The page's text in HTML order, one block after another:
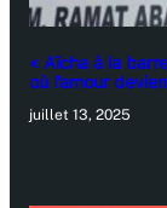
« Aïcha à la
où l’amour
juillet 13, 2025